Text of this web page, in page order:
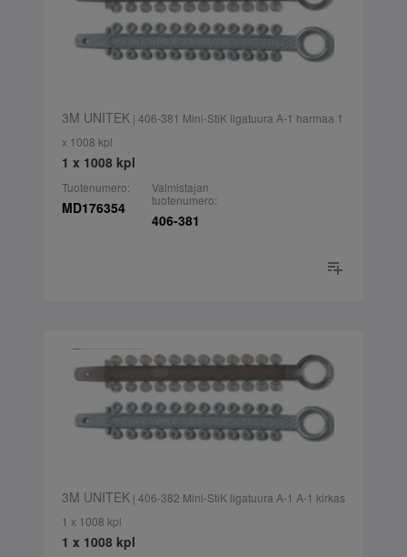
3M UNITEK| 406-381 Mini-StiK ligatuura A-1 harmaa 1
x 1008 kpl
1 x 1008 kpl
Tuotenumero:
MD176354
Valmistajan
tuotenumero:
406-381
3M UNITEK| 406-382 Mini-StiK ligatuura A-1 A-1 kirkas
1 x 1008 kpl
1 x 1008 kpl